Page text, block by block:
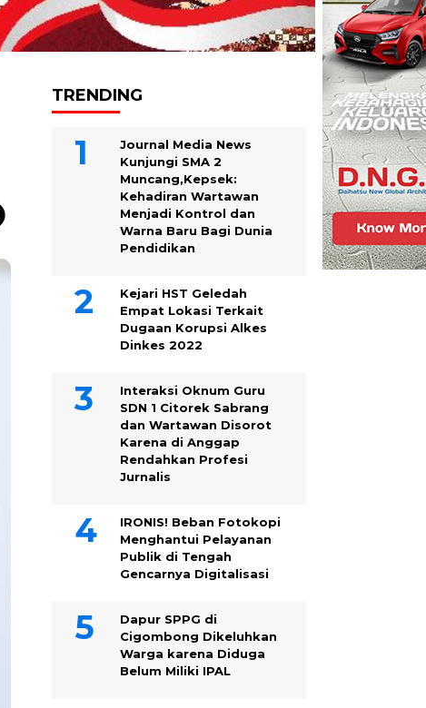
TRENDING
Journal Media News
Kunjungi SMA 2
Muncang,Kepsek:
Kehadiran Wartawan
Menjadi Kontrol dan
Warna Baru Bagi Dunia
Pendidikan
Kejari HST Geledah
Empat Lokasi Terkait
Dugaan Korupsi Alkes
Dinkes 2022
Interaksi Oknum Guru
SDN 1 Citorek Sabrang
dan Wartawan Disorot
Karena di Anggap
Rendahkan Profesi
Jurnalis
IRONIS! Beban Fotokopi
Menghantui Pelayanan
Publik di Tengah
Gencarnya Digitalisasi
Dapur SPPG di
Cigombong Dikeluhkan
Warga karena Diduga
Belum Miliki IPAL